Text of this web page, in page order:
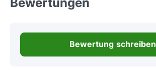
Bewertung schreiben